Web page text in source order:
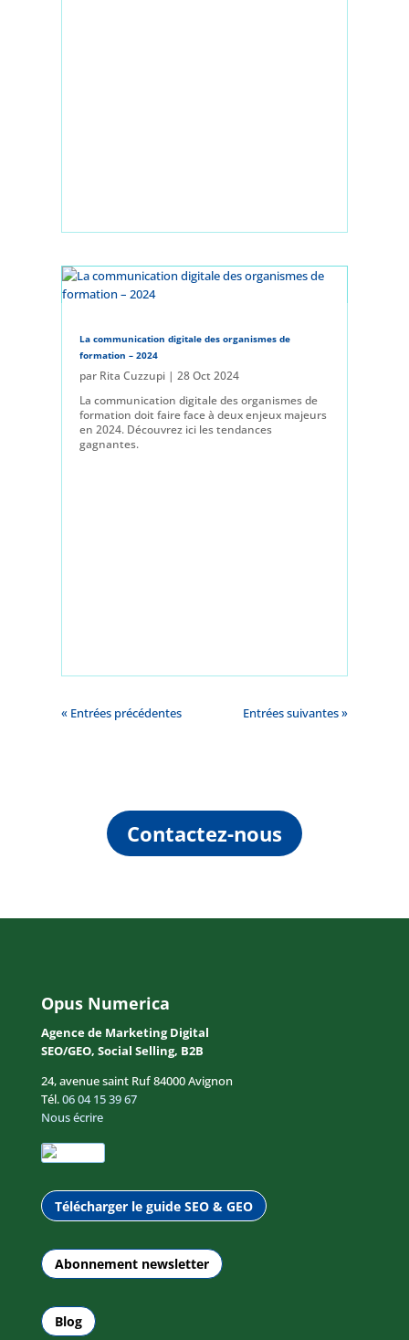
La communication digitale des organismes de
formation – 2024
par Rita Cuzzupi |28 Oct 2024
La communication digitale des organismes de
formation doit faire face à deux enjeux majeurs
en 2024. Découvrez ici les tendances
gagnantes.
« Entrées précédentes Entrées suivantes »
Contactez-nous
Opus Numerica
Agence de Marketing Digital
SEO/GEO, Social Selling, B2B
24, avenue saint Ruf 84000 Avignon
Tél.06 04 15 39 67
Nous écrire
Télécharger le guide SEO & GEO
Abonnement newsletter
Blog